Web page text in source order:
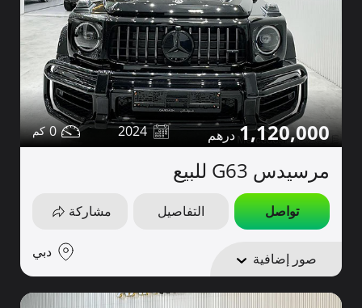
1,120,000
2024
0
مرسيدس G63 للبيع
تواصل التفاصيل مشاركة
صور إضافية دبي